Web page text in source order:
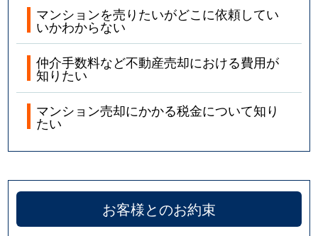
マンションを売りたいがどこに依頼してい
いかわからない
仲介手数料など不動産売却における費用が
知りたい
マンション売却にかかる税金について知り
たい
お客様とのお約束